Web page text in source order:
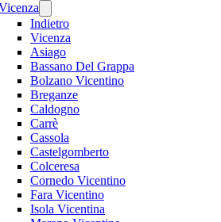
Indietro
Vicenza
Asiago
Bassano Del Grappa
Bolzano Vicentino
Breganze
Caldogno
Carrè
Cassola
Castelgomberto
Colceresa
Cornedo Vicentino
Fara Vicentino
Isola Vicentina